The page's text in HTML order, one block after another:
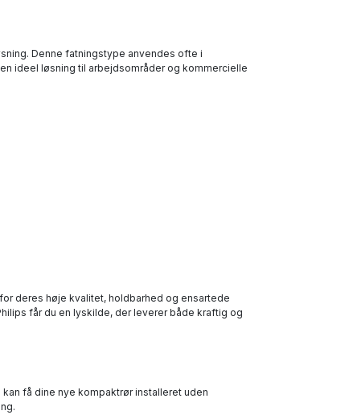
Denne fatningstype anvendes ofte i
ideel løsning til arbejdsområder og kommercielle
deres høje kvalitet, holdbarhed og ensartede
får du en lyskilde, der leverer både kraftig og
kan få dine nye kompaktrør installeret uden